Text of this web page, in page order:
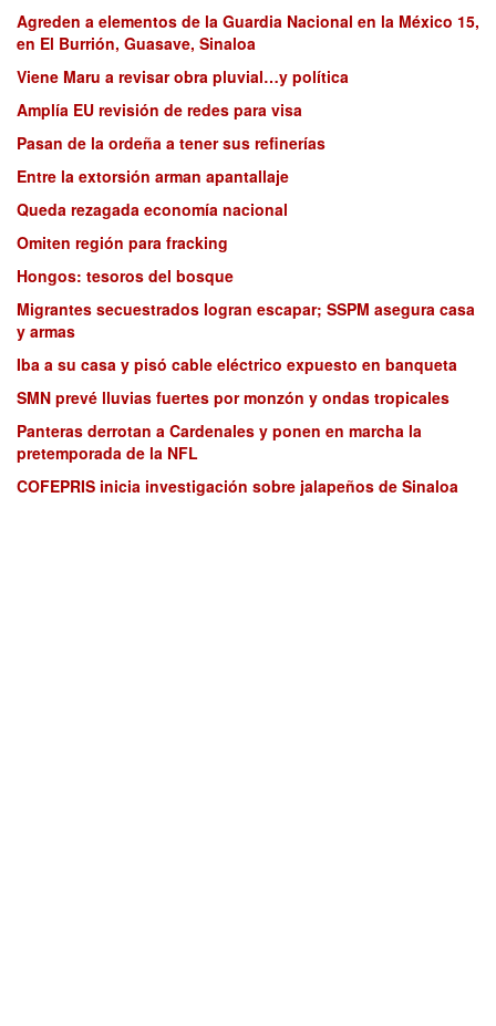
Agreden a elementos de la Guardia Nacional en la México 15,
en El Burrión, Guasave, Sinaloa
Viene Maru a revisar obra pluvial…y política
Amplía EU revisión de redes para visa
Pasan de la ordeña a tener sus refinerías
Entre la extorsión arman apantallaje
Queda rezagada economía nacional
Omiten región para fracking
Hongos: tesoros del bosque
Migrantes secuestrados logran escapar; SSPM asegura casa
y armas
Iba a su casa y pisó cable eléctrico expuesto en banqueta
SMN prevé lluvias fuertes por monzón y ondas tropicales
Panteras derrotan a Cardenales y ponen en marcha la
pretemporada de la NFL
COFEPRIS inicia investigación sobre jalapeños de Sinaloa